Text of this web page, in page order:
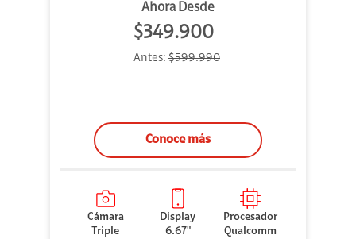
Ahora Desde
$349.900
Antes: $599.990
Conoce más
Cámara
Triple
Display
6.67"
Procesador
Qualcomm